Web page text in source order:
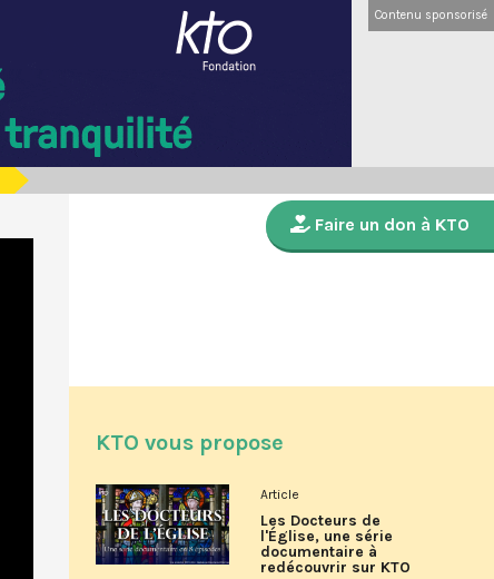
Contenu sponsorisé
Faire un don à KTO
KTO vous propose
Article
Les Docteurs de
l'Église, une série
documentaire à
redécouvrir sur KTO